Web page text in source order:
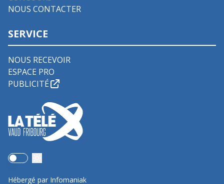
NOUS CONTACTER
SERVICE
NOUS RECEVOIR
ESPACE PRO
PUBLICITÉ
Use setting
Hébergé par Infomaniak